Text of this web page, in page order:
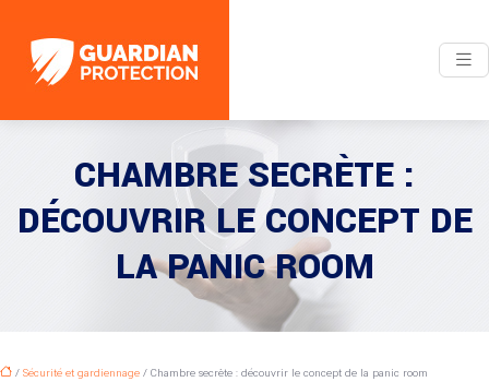
CHAMBRE SECRÈTE :
DÉCOUVRIR LE CONCEPT DE
LA PANIC ROOM
/ Sécurité et gardiennage / Chambre secrète : découvrir le concept de la panic room